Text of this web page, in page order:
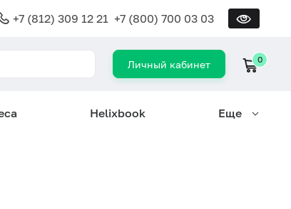
+7 (812) 309 12 21 +7 (800) 700 03 03
Личный кабинет 0
Helixbook Еще